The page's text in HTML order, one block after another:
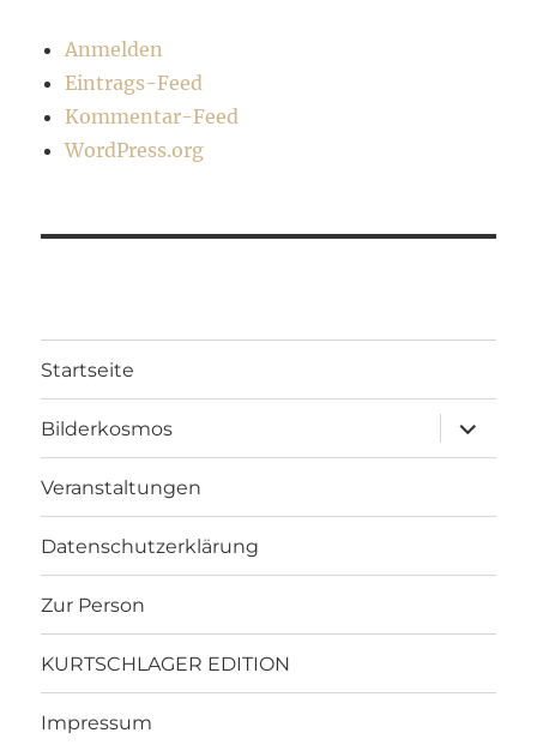
Anmelden
Eintrags-Feed
Kommentar-Feed
WordPress.org
Startseite
Bilderkosmos
öffnen
Veranstaltungen
Datenschutzerklärung
Zur Person
KURTSCHLAGER EDITION
Impressum